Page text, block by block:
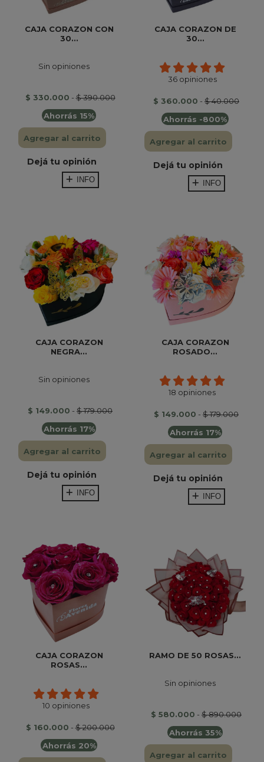
CAJA CORAZON CON
30...
Sin opiniones
$ 330.000 -$ 390.000
Ahorrás 15%
Agregar al carrito
Dejá tu opinión
INFO
CAJA CORAZON DE
30...
36 opiniones
$ 360.000 - $ 40.000
Ahorrás -800%
Agregar al carrito
Dejá tu opinión
INFO
CAJA CORAZON
NEGRA...
Sin opiniones
$ 149.000 - $ 179.000
Ahorrás 17%
Agregar al carrito
Dejá tu opinión
INFO
CAJA CORAZON
ROSADO...
18 opiniones
$ 149.000 - $ 179.000
Ahorrás 17%
Agregar al carrito
Dejá tu opinión
INFO
CAJA CORAZON
ROSAS...
10 opiniones
$ 160.000 -$ 200.000
Ahorrás 20%
RAMO DE 50 ROSAS...
Sin opiniones
$ 580.000 - $ 890.000
Ahorrás 35%
Agregar al carrito